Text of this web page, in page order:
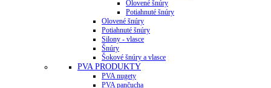
Olovené šnúry
Potiahnuté šnúry
Olovené šnúry
Potiahnuté šnúry
Silony - vlasce
Šnúry
Šokové šnúry a vlasce
PVA PRODUKTY
PVA nugety
PVA pančucha